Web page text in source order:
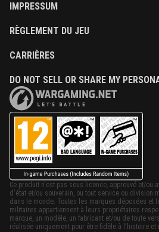
IMPRESSUM
RÈGLEMENT DU JEU
CARRIÈRES
DO NOT SELL OR SHARE MY
Ce produit n'est pas sous licence, approuvé et/ou
d'état et/ou souverain, ou tout service ou division
dans le monde. Toutes les marques déposées et
militaires appartiennent à leurs propriétaires
marque, un modèle, un fabricant et/ou de toute
réalisée uniquement pour être fidèle à l'histoire et